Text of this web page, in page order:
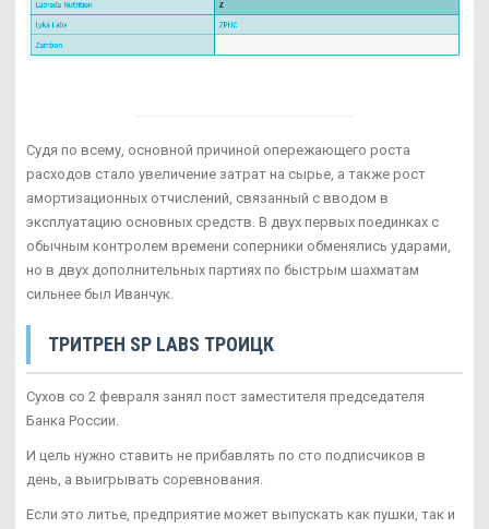
Судя по всему, основной причиной опережающего роста
расходов стало увеличение затрат на сырье, а также рост
амортизационных отчислений, связанный с вводом в
эксплуатацию основных средств. В двух первых поединках с
обычным контролем времени соперники обменялись ударами,
но в двух дополнительных партиях по быстрым шахматам
сильнее был Иванчук.
ТРИТРЕН SP LABS ТРОИЦК
Сухов со 2 февраля занял пост заместителя председателя
Банка России.
И цель нужно ставить не прибавлять по сто подписчиков в
день, а выигрывать соревнования.
Если это литье, предприятие может выпускать как пушки, так и